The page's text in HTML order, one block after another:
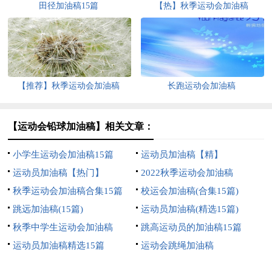
田径加油稿15篇 【热】秋季运动会加油稿
【推荐】秋季运动会加油稿 长跑运动会加油稿
【运动会铅球加油稿】相关文章：
小学生运动会加油稿15篇
运动员加油稿【精】
运动员加油稿【热门】
2022秋季运动会加油稿
秋季运动会加油稿合集15篇
校运会加油稿(合集15篇)
跳远加油稿(15篇)
运动员加油稿(精选15篇)
秋季中学生运动会加油稿
跳高运动员的加油稿15篇
运动员加油稿精选15篇
运动会跳绳加油稿